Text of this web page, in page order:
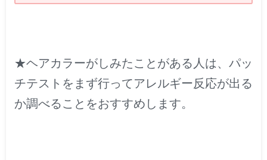
★ヘアカラーがしみたことがある人は、パッ
チテストをまず行ってアレルギー反応が出る
か調べることをおすすめします。